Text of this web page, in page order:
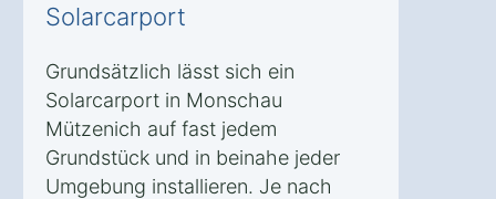
Solarcarport
Grundsätzlich lässt sich ein
Solarcarport in Monschau
Mützenich auf fast jedem
Grundstück und in beinahe jeder
Umgebung installieren. Je nach